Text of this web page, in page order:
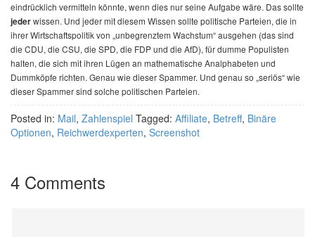
eindrücklich vermitteln könnte, wenn dies nur seine Aufgabe wäre. Das sollte
jederwissen. Und jeder mit diesem Wissen sollte politische Parteien, die in
ihrer Wirtschaftspolitik von „unbegrenztem Wachstum“ ausgehen (das sind
die CDU, die CSU, die SPD, die FDP und die AfD), für dumme Populisten
halten, die sich mit ihren Lügen an mathematische Analphabeten und
Dummköpfe richten. Genau wie dieser Spammer. Und genau so „seriös“ wie
dieser Spammer sind solche politischen Parteien.
Posted in: Mail, Zahlenspiel Tagged: Affiliate, Betreff, Binäre
Optionen, Reichwerdexperten, Screenshot
4 Comments